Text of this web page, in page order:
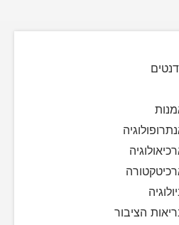
הציבור